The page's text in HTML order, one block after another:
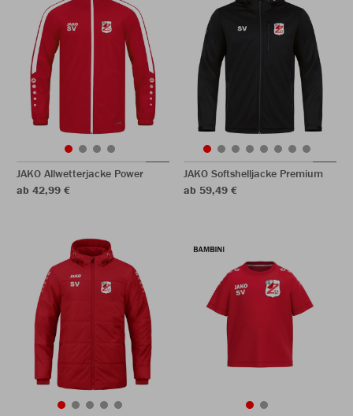
JAKO Allwetterjacke Power
ab 42,99 €
JAKO Softshelljacke Premium
ab 59,49 €